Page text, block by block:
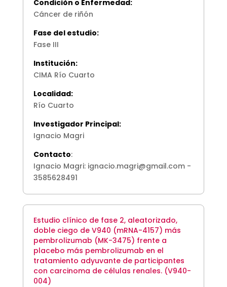
Condición o Enfermedad:
Cáncer de riñón
Fase del estudio:
Fase III
Institución:
CIMA Río Cuarto
Localidad:
Río Cuarto
Investigador Principal:
Ignacio Magri
Contacto:
Ignacio Magri: ignacio.magri@gmail.com -
3585628491
Estudio clínico de fase 2, aleatorizado,
doble ciego de V940 (mRNA-4157) más
pembrolizumab (MK-3475) frente a
placebo más pembrolizumab en el
tratamiento adyuvante de participantes
con carcinoma de células renales. (V940-
004)